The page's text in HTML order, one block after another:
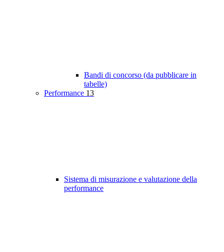
Bandi di concorso (da pubblicare in
tabelle)
Performance 13
Sistema di misurazione e valutazione della
performance